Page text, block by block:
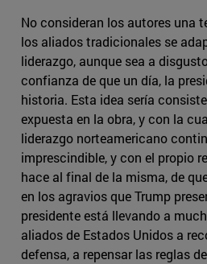
No consideran los autores una
los aliados tradicionales se
liderazgo, aunque sea a
confianza de que un día, la
historia. Esta idea sería
expuesta en la obra, y con la
liderazgo norteamericano
imprescindible, y con el propio
hace al final de la misma, de
en los agravios que Trump
presidente está llevando a
aliados de Estados Unidos a
defensa, a repensar las reglas